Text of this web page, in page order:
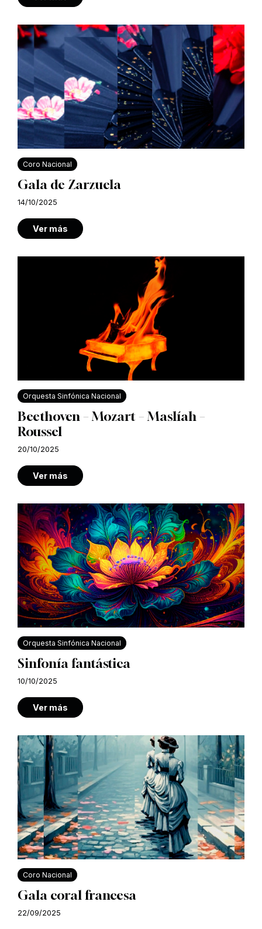
Coro Nacional
Gala de Zarzuela
14/10/2025
Ver más
Orquesta Sinfónica Nacional
Beethoven – Mozart – Maslíah –
Roussel
20/10/2025
Ver más
Orquesta Sinfónica Nacional
Sinfonía fantástica
10/10/2025
Ver más
Coro Nacional
Gala coral francesa
22/09/2025